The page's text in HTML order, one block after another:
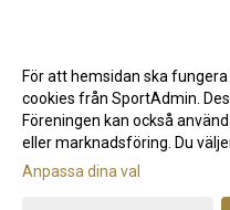
Gå till
För att hemsidan ska
cookies från SportAdmin.
Föreningen kan också
eller marknadsföring. Du
Anpassa dina val